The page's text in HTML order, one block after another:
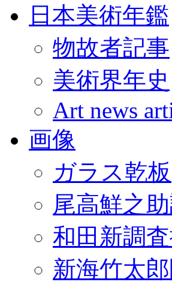
日本美術年鑑
物故者記事
美術界年史
Art news
画像
ガラス乾板
尾高鮮之
和田新調
新海竹太